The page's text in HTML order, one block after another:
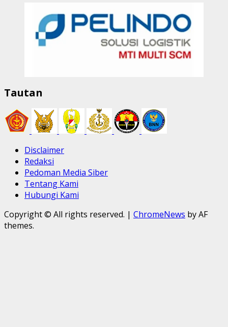
Tautan
Disclaimer
Redaksi
Pedoman Media Siber
Tentang Kami
Hubungi Kami
Copyright © All rights reserved. | ChromeNews by AF
themes.